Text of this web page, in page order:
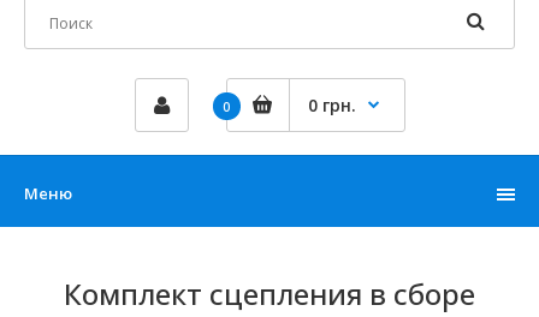
0 0 грн.
Меню
Комплект сцепления в сборе